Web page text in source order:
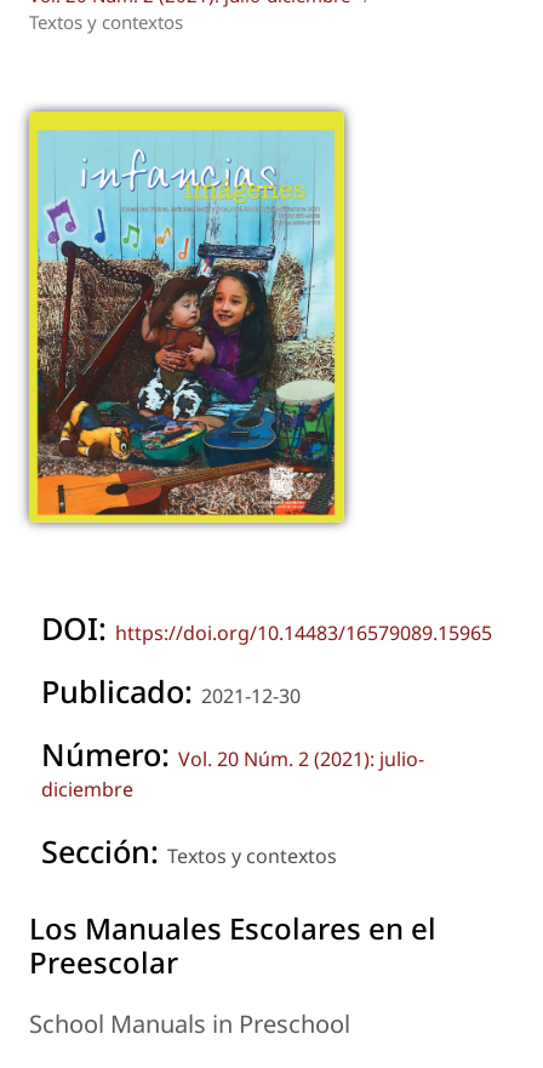
Textos y contextos
DOI: https://doi.org/10.14483/16579089.15965
Publicado: 2021-12-30
Número: Vol. 20 Núm. 2 (2021): julio-
diciembre
Sección: Textos y contextos
Los Manuales Escolares en el
Preescolar
School Manuals in Preschool